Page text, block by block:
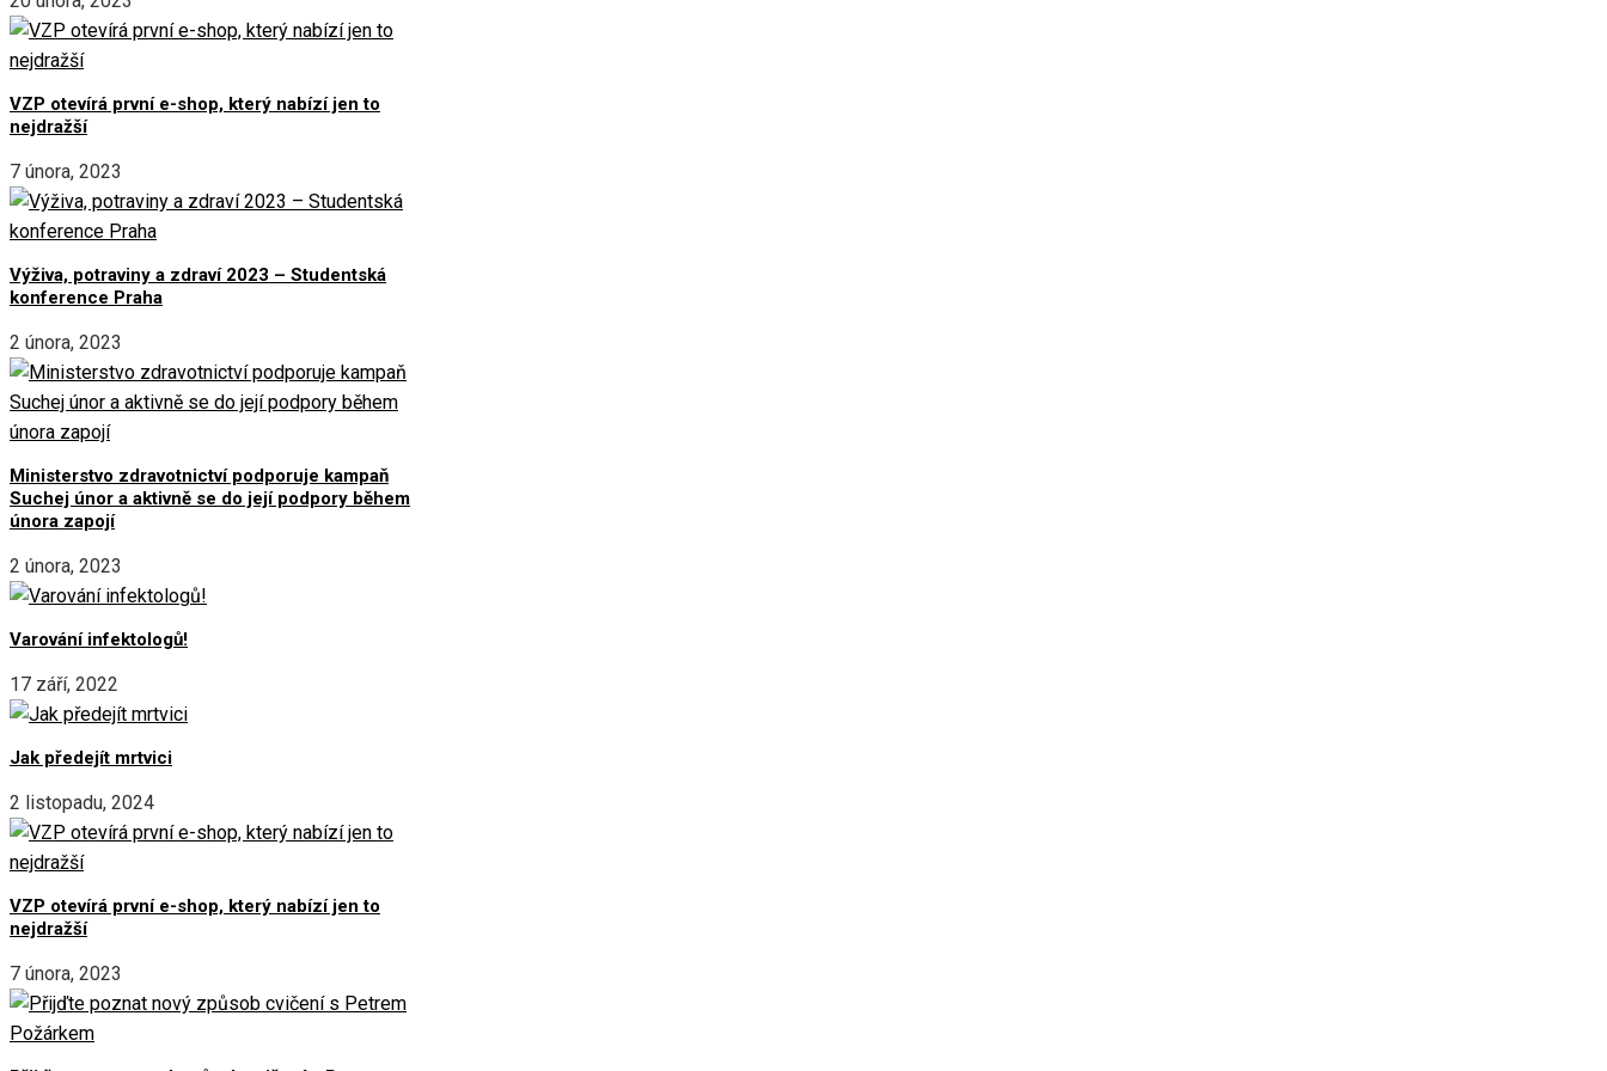
VZP otevírá první e-shop, který nabízí jen to
nejdražší
7 února, 2023
Výživa, potraviny a zdraví 2023 – Studentská
konference Praha
2 února, 2023
Ministerstvo zdravotnictví podporuje kampaň
Suchej únor a aktivně se do její podpory během
února zapojí
2 února, 2023
Varování infektologů!
17 září, 2022
Jak předejít mrtvici
2 listopadu, 2024
VZP otevírá první e-shop, který nabízí jen to
nejdražší
7 února, 2023